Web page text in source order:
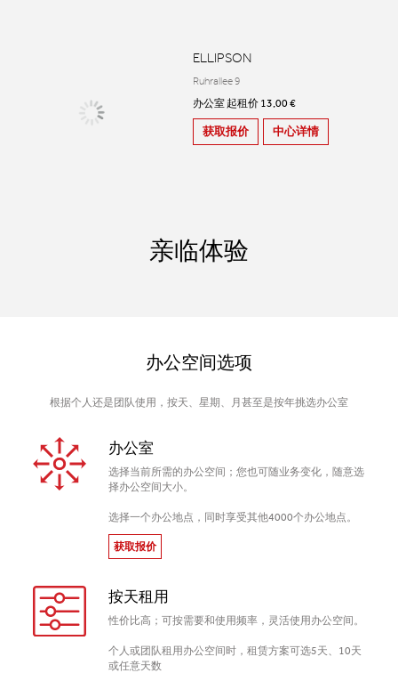
ELLIPSON
Ruhrallee 9
办公室 起租价 13,00 €
获取报价 中心详情
亲临体验
办公空间选项
根据个人还是团队使用，按天、星期、月甚至是按年挑选办公室
办公室
选择当前所需的办公空间；您也可随业务变化，随意选
择办公空间大小。
选择一个办公地点，同时享受其他4000个办公地点。
获取报价
按天租用
性价比高；可按需要和使用频率，灵活使用办公空间。
个人或团队租用办公空间时，租赁方案可选5天、10天
或任意天数